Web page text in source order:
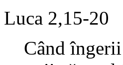
Luca 2,15-20
Când